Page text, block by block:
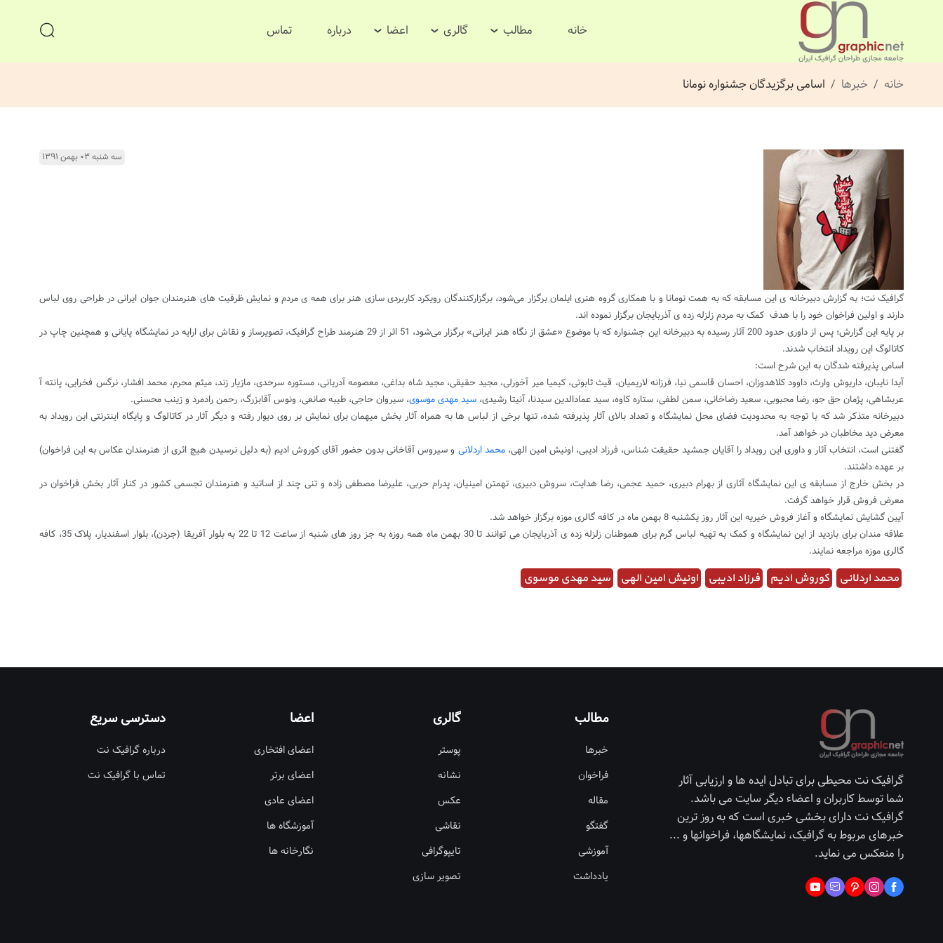
خانه مطالب گالری اعضا درباره تماس
خانه خبرها اسامی برگزیدگان جشنواره نومانا
سه شنبه ۰۳ بهمن ۱۳۹۱
گرافیک نت؛ به گزارش دبیرخانه ی این مسابقه که به همت نومانا و با همکاری گروه هنری ایلمان برگزار می‌شود، برگزارکنندگان رویکرد کاربردی سازی هنر برای همه ی مردم و نمایش ظرفیت های هنرمندان جوان ایرانی در طراحی روی لباس
دارند و اولین فراخوان خود را با هدف کمک به مردم زلزله زده ی آذربایجان برگزار نموده اند.
بر پایه این گزارش؛ پس از داوری حدود 200 آثار رسیده به دبیرخانه این جشنواره که با موضوع «عشق از نگاه هنر ایرانی» برگزار می‌شود، 51 اثر از 29 هنرمند طراح گرافیک، تصویرساز و نقاش برای ارایه در نمایشگاه پایانی و همچنین چاپ در
کاتالوگ این رویداد انتخاب شدند.
اسامی پذیرفته شدگان به این شرح است:
آیدا نایبان، داریوش وارث، داوود کلاهدوزان، احسان قاسمی نیا، فرزانه لاریمیان، قیث ثابوتی، کیمیا میر آخورلی، مجید حقیقی، مجید شاه بداغی، معصومه آدریانی، مستوره سرحدی، مازیار زند، میثم محرم، محمد افشار، نرگس فخرایی، پانته آ
عربشاهی، پژمان حق جو، رضا محبوبی، سعید رضاخانی، سمن لطفی، ستاره کاوه، سید عمادالدین سیدنا، آنیتا رشیدی، سید مهدی موسوی، سیروان حاجی، طیبه صانعی، ونوس آقابزرگ، رحمن رادمرد و زینب محسنی.
دبیرخانه متذکر شد که با توجه به محدودیت فضای محل نمایشگاه و تعداد بالای آثار پذیرفته شده، تنها برخی از لباس ها به همراه آثار بخش میهمان برای نمایش بر روی دیوار رفته و دیگر آثار در کاتالوگ و پایگاه اینترنتی این رویداد به
معرض دید مخاطبان در خواهد آمد.
گفتنی است، انتخاب آثار و داوری این رویداد را آقایان جمشید حقیقت شناس، فرزاد ادیبی، اونیش امین الهی،محمد اردلانی و سیروس آقاخانی بدون حضور آقای کوروش ادیم (به دلیل نرسیدن هیچ اثری از هنرمندان عکاس به این فراخوان)
بر عهده داشتند.
در بخش خارج از مسابقه ی این نمایشگاه آثاری از بهرام دبیری، حمید عجمی، رضا هدایت، سروش دبیری، تهمتن امینیان، پدرام حربی، علیرضا مصطفی زاده و تنی چند از اساتید و هنرمندان تجسمی کشور در کنار آثار بخش فراخوان در
معرض فروش قرار خواهد گرفت.
آیین گشایش نمایشگاه و آغاز فروش خیریه این آثار روز یکشنبه 8 بهمن ماه در کافه گالری موزه برگزار خواهد شد.
علاقه مندان برای بازدید از این نمایشگاه و کمک به تهیه لباس گرم برای هموطنان زلزله زده ی آذربایجان می توانند تا 30 بهمن ماه همه روزه به جز روز های شنبه از ساعت 12 تا 22 به بلوار آفریقا (جردن)، بلوار اسفندیار، پلاک 35، کافه
گالری موزه مراجعه نمایند.
محمد اردلانی کوروش ادیم فرزاد ادیبی اونیش امین الهی سید مهدی موسوی
گرافیک نت محیطی برای تبادل ایده ها و ارزیابی آثار
شما توسط کاربران و اعضاء دیگر سایت می باشد.
گرافیک نت دارای بخشی خبری است که به روز ترین
خبرهای مربوط به گرافیک، نمایشگاهها، فراخوانها و ...
را منعکس می نماید.
مطالب
خبرها
فراخوان
مقاله
گفتگو
آموزشی
یادداشت
گالری
پوستر
نشانه
عکس
نقاشی
تایپوگرافی
تصویر سازی
اعضا
اعضای افتخاری
اعضای برتر
اعضای عادی
آموزشگاه ها
نگارخانه ها
دسترسی سریع
درباره گرافیک نت
تماس با گرافیک نت